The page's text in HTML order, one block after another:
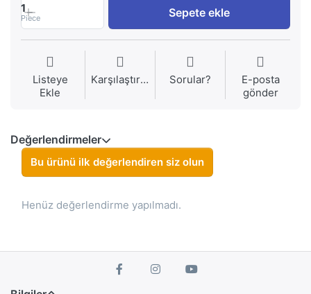
1
Piece Sepete ekle
Listeye
Ekle
Karşılaştırma Sorular?
E-posta
gönder
Değerlendirmeler
Bu ürünü ilk değerlendiren siz olun
Henüz değerlendirme yapılmadı.